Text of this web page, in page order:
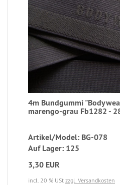
4m Bundgummi
marengo-grau Fb1282 -
Artikel/Model: BG-078
Auf Lager: 125
3,30 EUR
incl. 20 % USt zzgl. Versandkosten